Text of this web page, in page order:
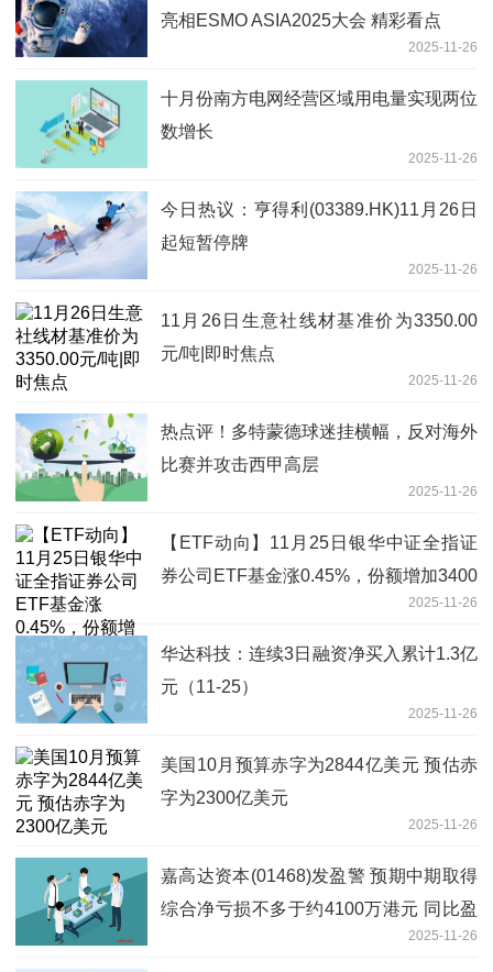
亮相ESMO ASIA2025大会 精彩看点
2025-11-26
十月份南方电网经营区域用电量实现两位
数增长
2025-11-26
今日热议：亨得利(03389.HK)11月26日
起短暂停牌
2025-11-26
11月26日生意社线材基准价为3350.00
元/吨|即时焦点
2025-11-26
热点评！多特蒙德球迷挂横幅，反对海外
比赛并攻击西甲高层
2025-11-26
【ETF动向】11月25日银华中证全指证
券公司ETF基金涨0.45%，份额增加3400
2025-11-26
华达科技：连续3日融资净买入累计1.3亿
元（11-25）
2025-11-26
美国10月预算赤字为2844亿美元 预估赤
字为2300亿美元
2025-11-26
嘉高达资本(01468)发盈警 预期中期取得
综合净亏损不多于约4100万港元 同比盈
2025-11-26